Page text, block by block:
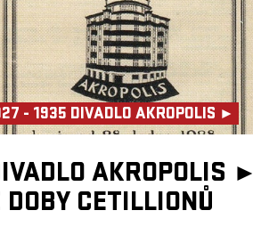
- 1935 DIVADLO AKROPOLIS ►
AKROPOLIS ►
DOBY CETILLIONŮ